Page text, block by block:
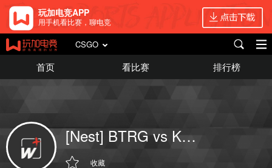
玩加电竞APP
用手机看比赛，聊电竞
CSGO
首页 看比赛 排行榜
[Nest] BTRG vs KEYD 精彩集锦！
收藏